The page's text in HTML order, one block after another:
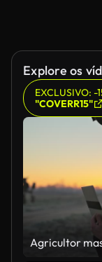
Explore os
EXCLUSIVO: -
"COVERR15"